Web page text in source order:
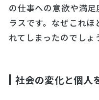
の仕事への意欲や満
ラスです。なぜこれ
れてしまったのでしょ
社会の変化と個人